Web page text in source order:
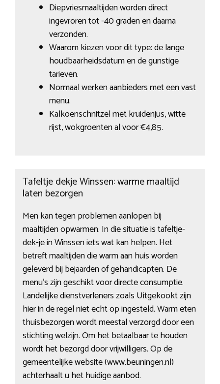
Diepvriesmaaltijden worden direct
ingevroren tot -40 graden en daarna
verzonden.
Waarom kiezen voor dit type: de lange
houdbaarheidsdatum en de gunstige
tarieven.
Normaal werken aanbieders met een vast
menu.
Kalkoenschnitzel met kruidenjus, witte
rijst, wokgroenten al voor €4,85.
Tafeltje dekje Winssen: warme maaltijd
laten bezorgen
Men kan tegen problemen aanlopen bij
maaltijden opwarmen. In die situatie is tafeltje-
dek-je in Winssen iets wat kan helpen. Het
betreft maaltijden die warm aan huis worden
geleverd bij bejaarden of gehandicapten. De
menu’s zijn geschikt voor directe consumptie.
Landelijke dienstverleners zoals Uitgekookt zijn
hier in de regel niet echt op ingesteld. Warm eten
thuisbezorgen wordt meestal verzorgd door een
stichting welzijn. Om het betaalbaar te houden
wordt het bezorgd door vrijwilligers. Op de
gemeentelijke website (www.beuningen.nl)
achterhaalt u het huidige aanbod.